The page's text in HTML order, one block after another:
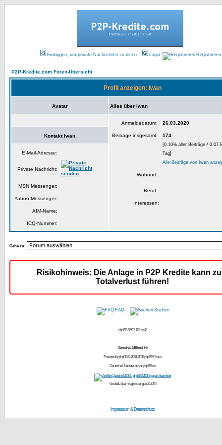
Einloggen, um private Nachrichten zu lesen Login Registrieren
P2P-Kredite.com Foren-Übersicht
Profil anzeigen: Iwan
Avatar Alles über Iwan
Anmeldedatum: 26.03.2020
Beiträge insgesamt: 174
[0.10% aller Beiträge / 0.07
Tag]
Alle Beiträge von Iwan
Wohnort:
Beruf:
Interessen:
Kontakt Iwan
E-Mail-Adresse:
Private Nachricht:
MSN Messenger:
Yahoo Messenger:
AIM-Name:
ICQ-Nummer:
Gehe zu:
Risikohinweis: Die Anlage in P2P Kredite kann
Totalverlust führen!
FAQ Suchen
phpBB SEO URLs V2
*Anzeige / Affiliate Link
Powered byphpBB© 2001, 2005 phpBB Group
Deutsche Übersetzung vonphpBB.de
Vereitelte Spamregistrierungen: 213044
Impressum & Datenschutz